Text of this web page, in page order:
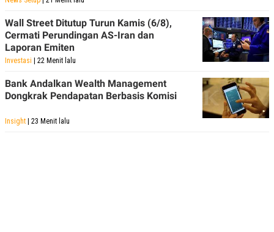
Wall Street Ditutup Turun Kamis (6/8),
Cermati Perundingan AS-Iran dan
Laporan Emiten
Investasi | 22 Menit lalu
Bank Andalkan Wealth Management
Dongkrak Pendapatan Berbasis Komisi
Insight | 23 Menit lalu